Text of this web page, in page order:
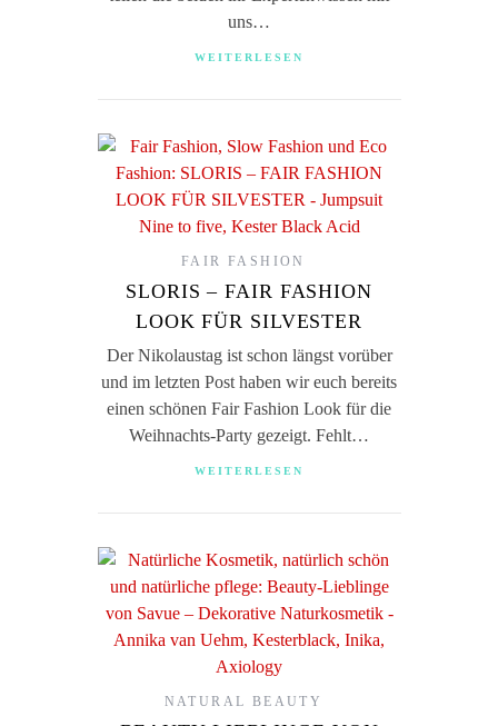
uns…
WEITERLESEN
FAIR FASHION
SLORIS – FAIR FASHION
LOOK FÜR SILVESTER
Der Nikolaustag ist schon längst vorüber
und im letzten Post haben wir euch bereits
einen schönen Fair Fashion Look für die
Weihnachts-Party gezeigt. Fehlt…
WEITERLESEN
NATURAL BEAUTY